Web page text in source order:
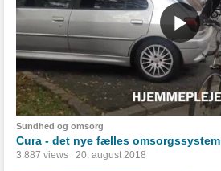
Sundhed og omsorg
Cura - det nye fælles omsorgssystem
3.887 views 20. august 2018